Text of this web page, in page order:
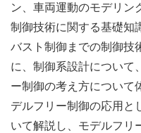
ン、車両運動のモデリン
制御技術に関する基礎知
バスト制御までの制御技
に、制御系設計について
ー制御の考え方について
デルフリー制御の応用と
いて解説し、モデルフリ